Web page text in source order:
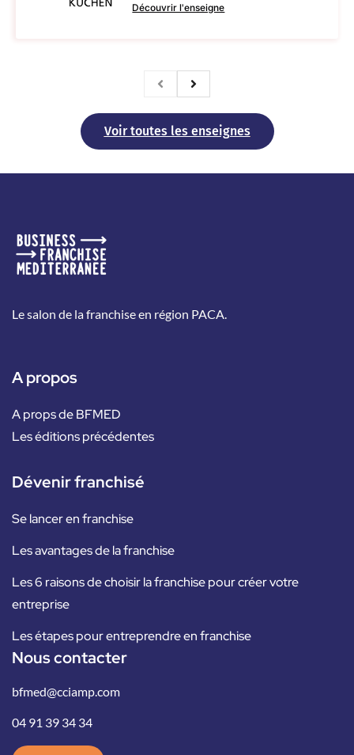
Découvrir l'enseigne
Voir toutes les enseignes
Le salon de la franchise en région PACA.
A propos
A props de BFMED
Les éditions précédentes
Dévenir franchisé
Se lancer en franchise
Les avantages de la franchise
Les 6 raisons de choisir la franchise pour créer votre
entreprise
Les étapes pour entreprendre en franchise
Nous contacter
bfmed@cciamp.com
04 91 39 34 34